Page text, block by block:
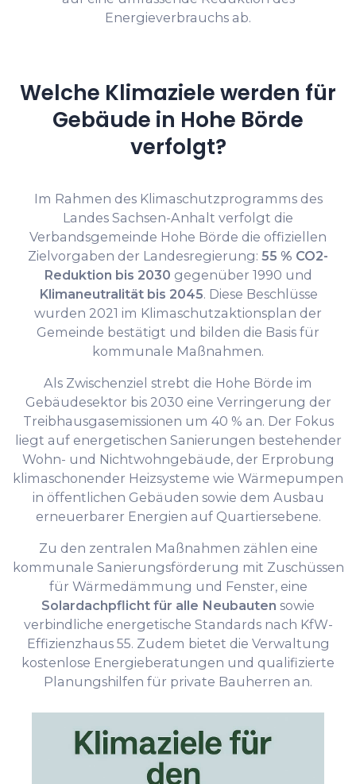
Energieverbrauchs ab.
Welche Klimaziele werden für
Gebäude in Hohe Börde
verfolgt?
Im Rahmen des Klimaschutzprogramms des
Landes Sachsen-Anhalt verfolgt die
Verbandsgemeinde Hohe Börde die offiziellen
Zielvorgaben der Landesregierung: 55 % CO2-
Reduktion bis 2030 gegenüber 1990 und
Klimaneutralität bis 2045. Diese Beschlüsse
wurden 2021 im Klimaschutzaktionsplan der
Gemeinde bestätigt und bilden die Basis für
kommunale Maßnahmen.
Als Zwischenziel strebt die Hohe Börde im
Gebäudesektor bis 2030 eine Verringerung der
Treibhausgasemissionen um 40 % an. Der Fokus
liegt auf energetischen Sanierungen bestehender
Wohn- und Nichtwohngebäude, der Erprobung
klimaschonender Heizsysteme wie Wärmepumpen
in öffentlichen Gebäuden sowie dem Ausbau
erneuerbarer Energien auf Quartiersebene.
Zu den zentralen Maßnahmen zählen eine
kommunale Sanierungsförderung mit Zuschüssen
für Wärmedämmung und Fenster, eine
Solardachpflicht für alle Neubauten sowie
verbindliche energetische Standards nach KfW-
Effizienzhaus 55. Zudem bietet die Verwaltung
kostenlose Energieberatungen und qualifizierte
Planungshilfen für private Bauherren an.